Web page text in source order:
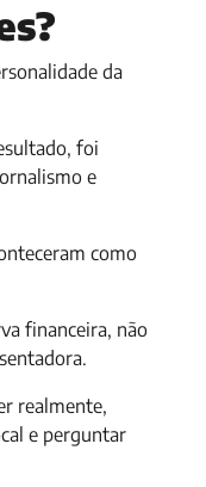
da
foi
e
como
financeira, não
realmente,
e perguntar